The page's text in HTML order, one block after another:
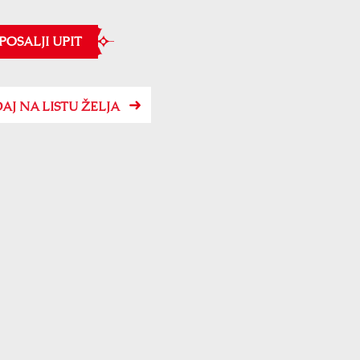
UPIT
NA LISTU ŽELJA